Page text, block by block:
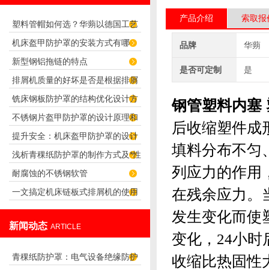
塑料管帽如何选？华蒴以德国工艺
打造管道“精密封口”
机床盔甲防护罩的安装方式有哪
些？
新型钢铝拖链的特点
排屑机质量的好坏是否是根据排屑
量来判断的？
铣床钢板防护罩的结构优化设计方
案
不锈钢片盔甲防护罩的设计原理和
应用
提升安全：机床盔甲防护罩的设计
原理解析
浅析青稞纸防护罩的制作方式及*性
耐腐蚀的不锈钢软管
一文搞定机床链板式排屑机的使用
新闻动态 ARTICLE
青稞纸防护罩：电气设备绝缘防护
产品介绍 索取报
品牌 华蒴
是否可定制 是
钢管塑料内塞
后收缩塑件成
填料分布不匀
列应力的作用
在残余应力。
发生变化而使
变化，24小时
收缩比热固性